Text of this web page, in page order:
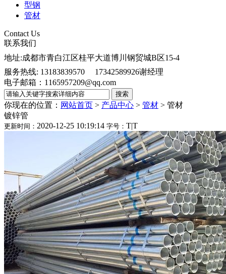
型钢
管材
Contact Us
联系我们
地址:成都市青白江区桂平大道博川钢贸城B区15-4
服务热线: 13183839570 17342589926谢经理
电子邮箱：1165957209@qq.com
你现在的位置： 网站首页 > 产品中心 > 管材 > 管材
镀锌管
更新时间： 2020-12-25 10:19:14 字号： T|T